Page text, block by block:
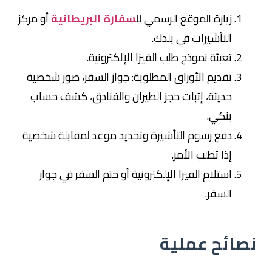
زيارة الموقع الرسمي للسفارة البريطانيةأو مركز
التأشيرات في بلدك.
تعبئة نموذج طلب الفيزا الإلكترونية.
تقديم الأوراق المطلوبة: جواز السفر، صور شخصية
حديثة، إثبات حجز الطيران والفنادق، كشف حساب
بنكي.
دفع رسوم التأشيرة وتحديد موعد لمقابلة شخصية
إذا تطلب الأمر.
استلام الفيزا الإلكترونية أو ختم السفر في جواز
السفر.
نصائح عملية